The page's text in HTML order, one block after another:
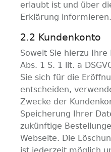
erlaubt ist und über
Erklärung informieren.
2.2 Kundenkonto
Soweit Sie hierzu
Abs. 1 S. 1 lit. a
Sie sich für die
entscheiden,
Zwecke der
Speicherung Ihrer
zukünftige
Webseite. Die